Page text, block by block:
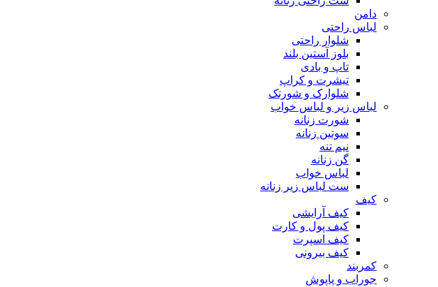
دامن
لباس راحتی
شلوار راحتی
بلوز آستین بلند
تاپ و بادی
تیشرت و کراپ
شلوارک و شورتک
لباس زیر و لباس خواب
شورت زنانه
سوتین زنانه
نیم تنه
گن زنانه
لباس خواب
ست لباس زیر زنانه
کیف
کیف آرایشی
کیف پول و کارت
کیف اسپرت
کیف بیرونی
کمربند
جوراب و پاپوش